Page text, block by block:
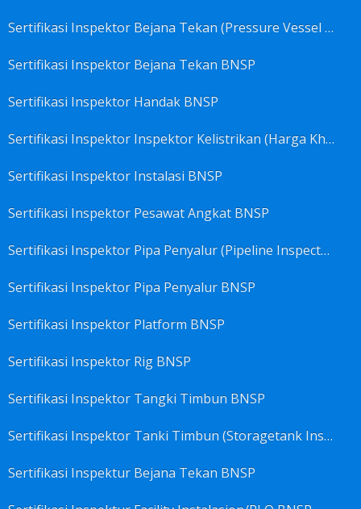
Sertifikasi Inspektor Bejana Tekan (Pressure Vessel Inspector) BNSP
Sertifikasi Inspektor Bejana Tekan BNSP
Sertifikasi Inspektor Handak BNSP
Sertifikasi Inspektor Inspektor Kelistrikan (Harga Khusus) BNSP
Sertifikasi Inspektor Instalasi BNSP
Sertifikasi Inspektor Pesawat Angkat BNSP
Sertifikasi Inspektor Pipa Penyalur (Pipeline Inspector) BNSP
Sertifikasi Inspektor Pipa Penyalur BNSP
Sertifikasi Inspektor Platform BNSP
Sertifikasi Inspektor Rig BNSP
Sertifikasi Inspektor Tangki Timbun BNSP
Sertifikasi Inspektor Tanki Timbun (Storagetank Inspector) BNSP
Sertifikasi Inspektur Bejana Tekan BNSP